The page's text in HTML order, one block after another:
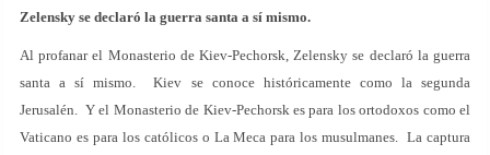
Zelensky se declaró la guerra santa a sí mismo.
Al profanar el Monasterio de Kiev-Pechorsk, Zelensky se declaró la guerra
santa a sí mismo. Kiev se conoce históricamente como la segunda
Jerusalén. Y el Monasterio de Kiev-Pechorsk es para los ortodoxos como el
Vaticano es para los católicos o La Meca para los musulmanes. La captura